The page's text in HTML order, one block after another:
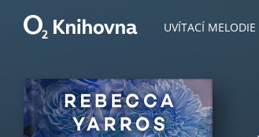
UVÍTACÍ MELODIE